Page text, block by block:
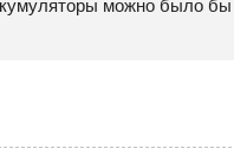
можно было